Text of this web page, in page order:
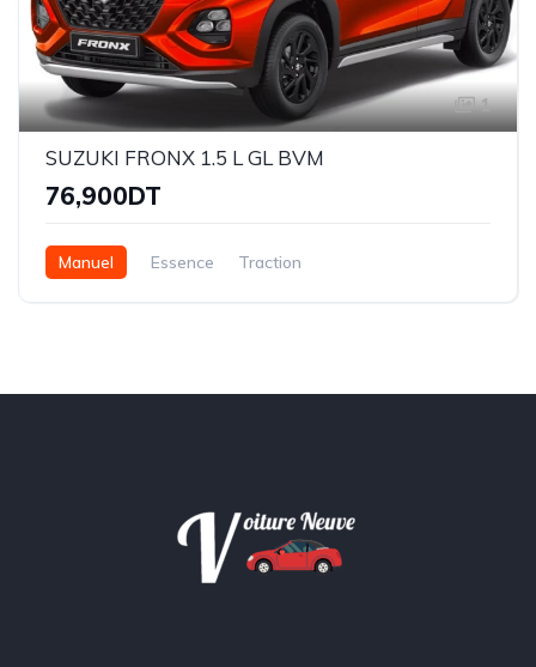
1
SUZUKI FRONX 1.5 L GL BVM
76,900DT
Manuel Essence Traction